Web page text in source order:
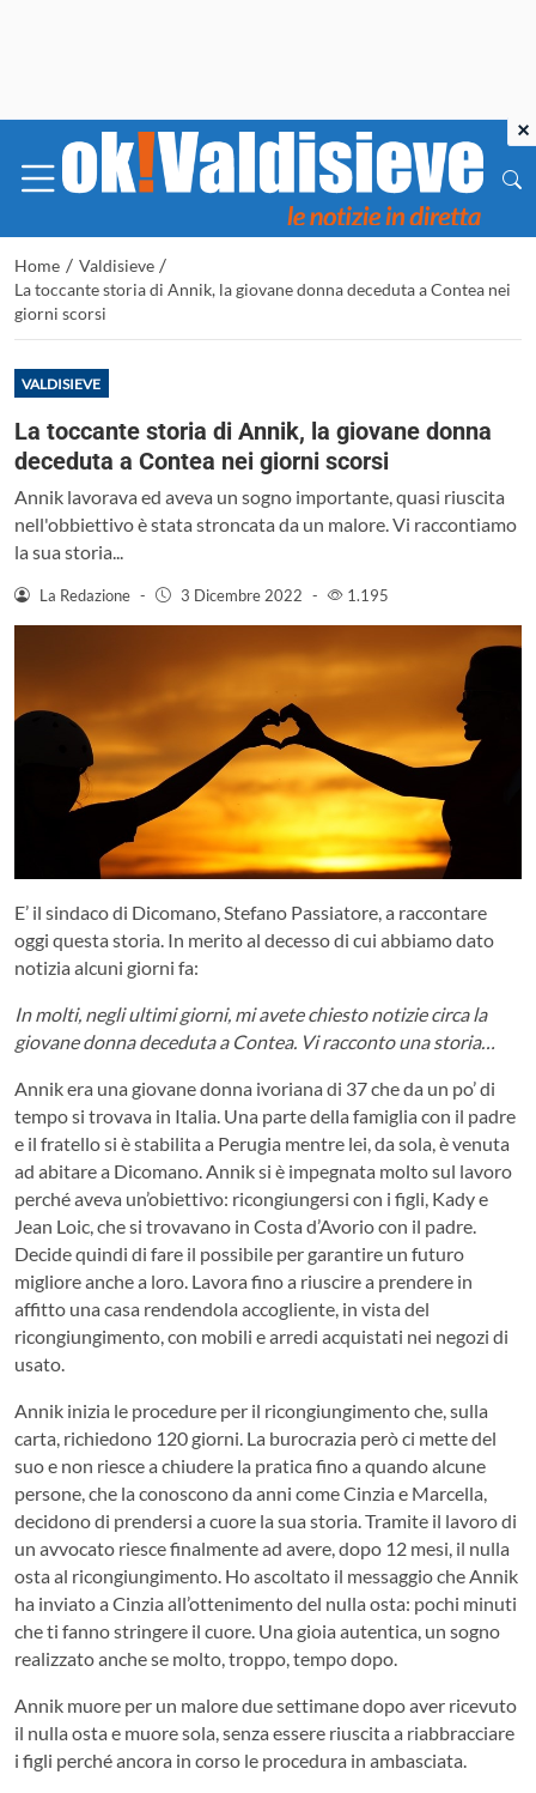
Home / Valdisieve /
La toccante storia di Annik, la giovane donna deceduta a Contea nei
giorni scorsi
VALDISIEVE
La toccante storia di Annik, la giovane donna
deceduta a Contea nei giorni scorsi
Annik lavorava ed aveva un sogno importante, quasi riuscita
nell'obbiettivo è stata stroncata da un malore. Vi raccontiamo
la sua storia...
La Redazione - 3 Dicembre 2022 - 1.195
E’ il sindaco di Dicomano, Stefano Passiatore, a raccontare
oggi questa storia. In merito al decesso di cui abbiamo dato
notizia alcuni giorni fa:
In molti, negli ultimi giorni, mi avete chiesto notizie circa la
giovane donna deceduta a Contea. Vi racconto una storia…
Annik era una giovane donna ivoriana di 37 che da un po’ di
tempo si trovava in Italia. Una parte della famiglia con il padre
e il fratello si è stabilita a Perugia mentre lei, da sola, è venuta
ad abitare a Dicomano. Annik si è impegnata molto sul lavoro
perché aveva un’obiettivo: ricongiungersi con i figli, Kady e
Jean Loic, che si trovavano in Costa d’Avorio con il padre.
Decide quindi di fare il possibile per garantire un futuro
migliore anche a loro. Lavora fino a riuscire a prendere in
affitto una casa rendendola accogliente, in vista del
ricongiungimento, con mobili e arredi acquistati nei negozi di
usato.
Annik inizia le procedure per il ricongiungimento che, sulla
carta, richiedono 120 giorni. La burocrazia però ci mette del
suo e non riesce a chiudere la pratica fino a quando alcune
persone, che la conoscono da anni come Cinzia e Marcella,
decidono di prendersi a cuore la sua storia. Tramite il lavoro di
un avvocato riesce finalmente ad avere, dopo 12 mesi, il nulla
osta al ricongiungimento. Ho ascoltato il messaggio che Annik
ha inviato a Cinzia all’ottenimento del nulla osta: pochi minuti
che ti fanno stringere il cuore. Una gioia autentica, un sogno
realizzato anche se molto, troppo, tempo dopo.
Annik muore per un malore due settimane dopo aver ricevuto
il nulla osta e muore sola, senza essere riuscita a riabbracciare
i figli perché ancora in corso le procedura in ambasciata.
×